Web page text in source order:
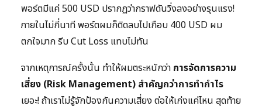
พอร์ตมีแค่ 500 USD ปรากฏว่ากราฟดันวิ่งลงอย่างรุนแรง!
ภายในไม่กี่นาที พอร์ตผมก็ติดลบไปเกือบ 400 USD ผม
ตกใจมาก รีบ Cut Loss แทบไม่ทัน
จากเหตุการณ์ครั้งนั้น ทำให้ผมตระหนักว่า การจัดการความ
เสี่ยง (Risk Management) สำคัญกว่าการทำกำไร
เยอะ! ถ้าเราไม่รู้จักป้องกันความเสี่ยง ต่อให้เก่งแค่ไหน สุดท้าย